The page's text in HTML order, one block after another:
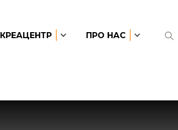
КРЕАЦЕНТР ПРО НАС